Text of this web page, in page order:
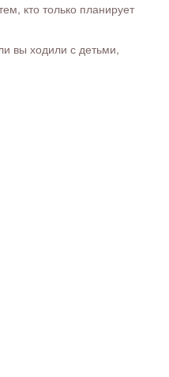
кто только планирует
вы ходили с детьми,